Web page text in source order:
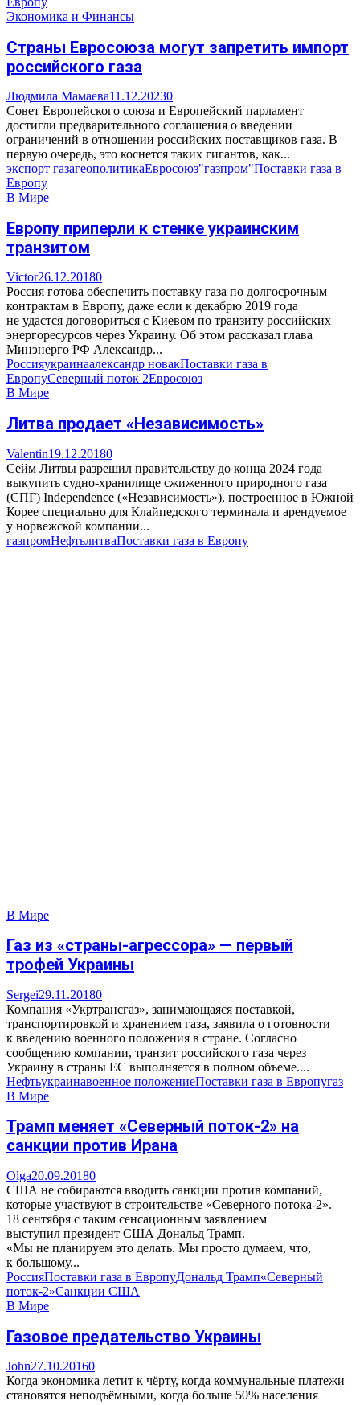
Экономика и Финансы
Страны Евросоюза могут запретить импорт
российского газа
Людмила Мамаева11.12.20230
Совет Европейского союза и Европейский парламент
достигли предварительного соглашения о введении
ограничений в отношении российских поставщиков газа. В
первую очередь, это коснется таких гигантов, как...
экспорт газагеополитикаЕвросоюз"газпром"Поставки газа в
Европу
В Мире
Европу приперли к стенке украинским
транзитом
Victor26.12.20180
Россия готова обеспечить поставку газа по долгосрочным
контрактам в Европу, даже если к декабрю 2019 года
не удастся договориться с Киевом по транзиту российских
энергоресурсов через Украину. Об этом рассказал глава
Минэнерго РФ Александр...
Россияукраинаалександр новакПоставки газа в
ЕвропуСеверный поток 2Евросоюз
В Мире
Литва продает «Независимость»
Valentin19.12.20180
Сейм Литвы разрешил правительству до конца 2024 года
выкупить судно-хранилище сжиженного природного газа
(СПГ) Independence («Независимость»), построенное в Южной
Корее специально для Клайпедского терминала и арендуемое
у норвежской компании...
газпромНефтьлитваПоставки газа в Европу
В Мире
Газ из «страны-агрессора» — первый
трофей Украины
Sergei29.11.20180
Компания «Укртрансгаз», занимающаяся поставкой,
транспортировкой и хранением газа, заявила о готовности
к введению военного положения в стране. Согласно
сообщению компании, транзит российского газа через
Украину в страны ЕС выполняется в полном объеме....
Нефтьукраинавоенное положениеПоставки газа в Европугаз
В Мире
Трамп меняет «Северный поток-2» на
санкции против Ирана
Olga20.09.20180
США не собираются вводить санкции против компаний,
которые участвуют в строительстве «Северного потока-2».
18 сентября с таким сенсационным заявлением
выступил президент США Дональд Трамп.
«Мы не планируем это делать. Мы просто думаем, что,
к большому...
РоссияПоставки газа в ЕвропуДональд Трамп«Северный
поток-2»Санкции США
В Мире
Газовое предательство Украины
John27.10.20160
Когда экономика летит к чёрту, когда коммунальные платежи
становятся неподъёмными, когда больше 50% населения